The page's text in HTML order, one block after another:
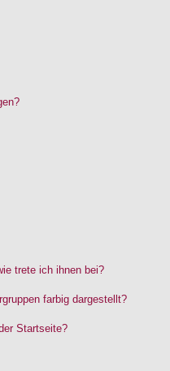
trete ich ihnen bei?
farbig dargestellt?
Startseite?